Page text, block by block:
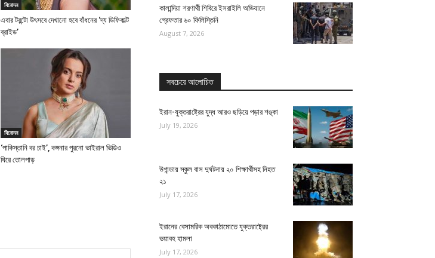
বিনোদন
এবার টরন্টো উৎসবে দেখানো হবে বাঁধনের ‘দ্য ডিফিকাল্ট
ব্রাইড’
বিনোদন
‘পাকিস্তানি বর চাই’, কঙ্গনার পুরনো ভাইরাল ভিডিও
ঘিরে তোলপাড়
কালান্দিয়া শরণার্থী শিবিরে ইসরাইলি অভিযানে
গ্রেফতার ৬০ ফিলিস্তিনি
August 7, 2026
সবচেয়ে আলোচিত
ইরান-যুক্তরাষ্ট্রের যুদ্ধ আরও ছড়িয়ে পড়ার শঙ্কা
July 19, 2026
উগান্ডায় স্কুল বাস দুর্ঘটনায় ২০ শিক্ষার্থীসহ নিহত
২১
July 17, 2026
ইরানের বেসামরিক অবকাঠামোতে যুক্তরাষ্ট্রের
ভয়াবহ হামলা
July 17, 2026